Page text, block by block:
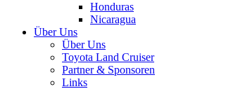
Honduras
Nicaragua
Über Uns
Über Uns
Toyota Land Cruiser
Partner & Sponsoren
Links